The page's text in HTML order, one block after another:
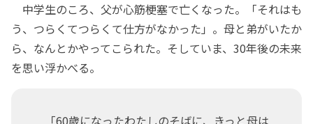
中学生のころ、父が心筋梗塞で亡くなった。「それはも
う、つらくてつらくて仕方がなかった」。母と弟がいたか
ら、なんとかやってこられた。そしていま、30年後の未来
を思い浮かべる。